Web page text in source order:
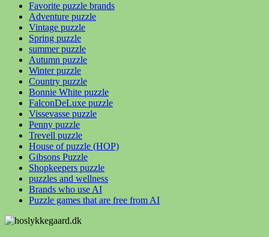
Favorite puzzle brands
Adventure puzzle
Vintage puzzle
Spring puzzle
summer puzzle
Autumn puzzle
Winter puzzle
Country puzzle
Bonnie White puzzle
FalconDeLuxe puzzle
Vissevasse puzzle
Penny puzzle
Trevell puzzle
House of puzzle (HOP)
Gibsons Puzzle
Shopkeepers puzzle
puzzles and wellness
Brands who use AI
Puzzle games that are free from AI